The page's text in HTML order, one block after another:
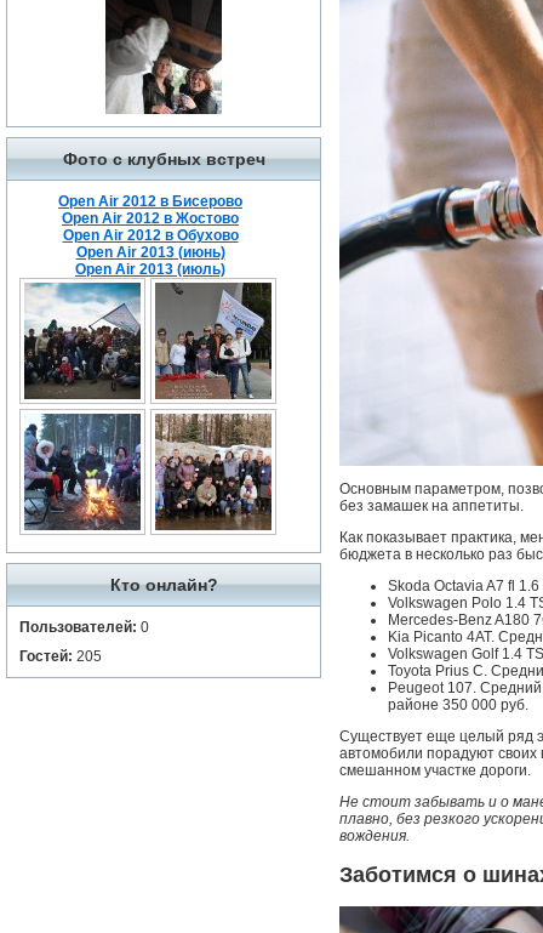
Фото с клубных встреч
Open Air 2012 в Бисерово
Open Air 2012 в Жостово
Open Air 2012 в Обухово
Open Air 2013 (июнь)
Open Air 2013 (июль)
Кто онлайн?
Пользователей: 0
Гостей: 205
Основным параметром,
без замашек на аппетиты.
Как показывает практика,
бюджета в несколько раз
Skoda Octavia A7 fl
Volkswagen Polo 1.4
Mercedes-Benz A180
Kia Picanto 4АТ.
Volkswagen Golf 1.4
Toyota Prius C.
Peugeot 107.
районе 350 000 руб.
Существует еще целый ряд
автомобили порадуют
смешанном участке дороги.
Не стоит забывать и о
плавно, без резкого
вождения.
Заботимся о